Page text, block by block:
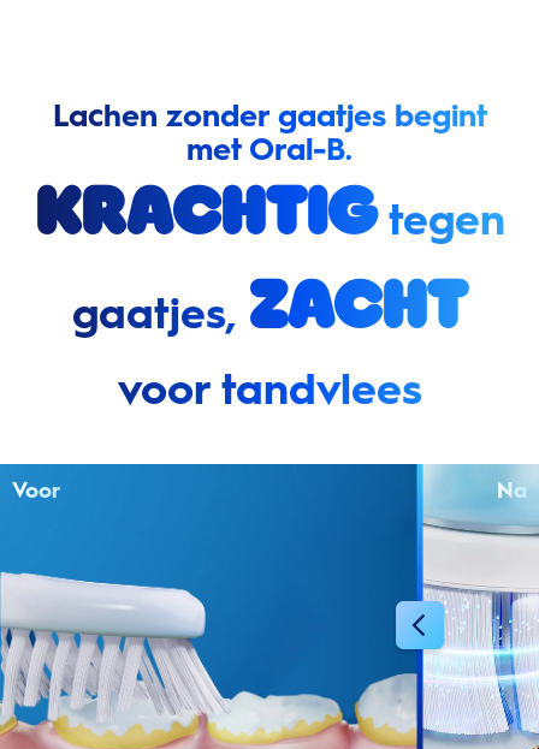
Lachen zonder gaatjes begint
met Oral-B.
Krachtigtegen
gaatjes, zacht
voor tandvlees
Voor Na